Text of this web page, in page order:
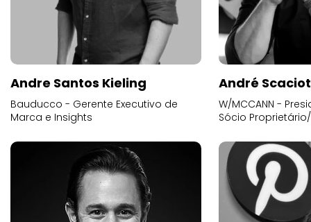
Andre Santos Kieling
Bauducco - Gerente Executivo de
Marca e Insights
André
W/MCCANN -
Sócio